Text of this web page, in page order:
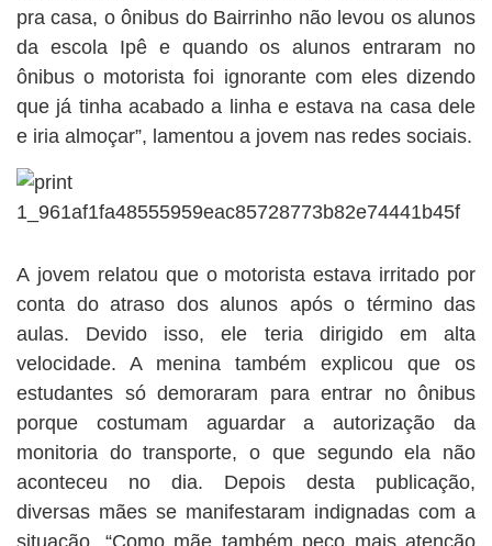
pra casa, o ônibus do Bairrinho não levou os alunos
da escola Ipê e quando os alunos entraram no
ônibus o motorista foi ignorante com eles dizendo
que já tinha acabado a linha e estava na casa dele
e iria almoçar”, lamentou a jovem nas redes sociais.
A jovem relatou que o motorista estava irritado por
conta do atraso dos alunos após o término das
aulas. Devido isso, ele teria dirigido em alta
velocidade. A menina também explicou que os
estudantes só demoraram para entrar no ônibus
porque costumam aguardar a autorização da
monitoria do transporte, o que segundo ela não
aconteceu no dia. Depois desta publicação,
diversas mães se manifestaram indignadas com a
situação. “Como mãe também peço mais atenção